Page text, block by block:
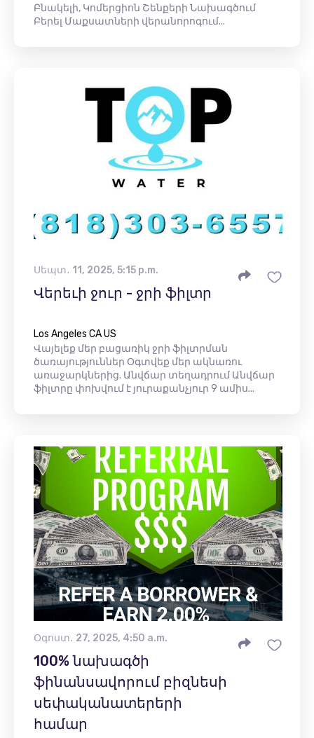
Բնակելի, Կոմերցիոն Շենքերի Նախագծում
Բերել Մաքսատների վերանորոգում...
Սեպտ․ 11, 2025, 5:15 p.m.
Վերեւի ջուր - ջրի ֆիլտր
Los Angeles CA US
Վայելեք մեր բացառիկ ջրի ֆիլտրման
ծառայություններ Օգտվեք մեր ակնառու
առաջարկներից. Անվճար տեղադրում Անվճար
ֆիլտրը փոխվում է յուրաքանչյուր 9 ամիս...
Օգոստ․ 27, 2025, 4:50 a.m.
100% նախագծի
ֆինանսավորում բիզնեսի
սեփականատերերի
համար